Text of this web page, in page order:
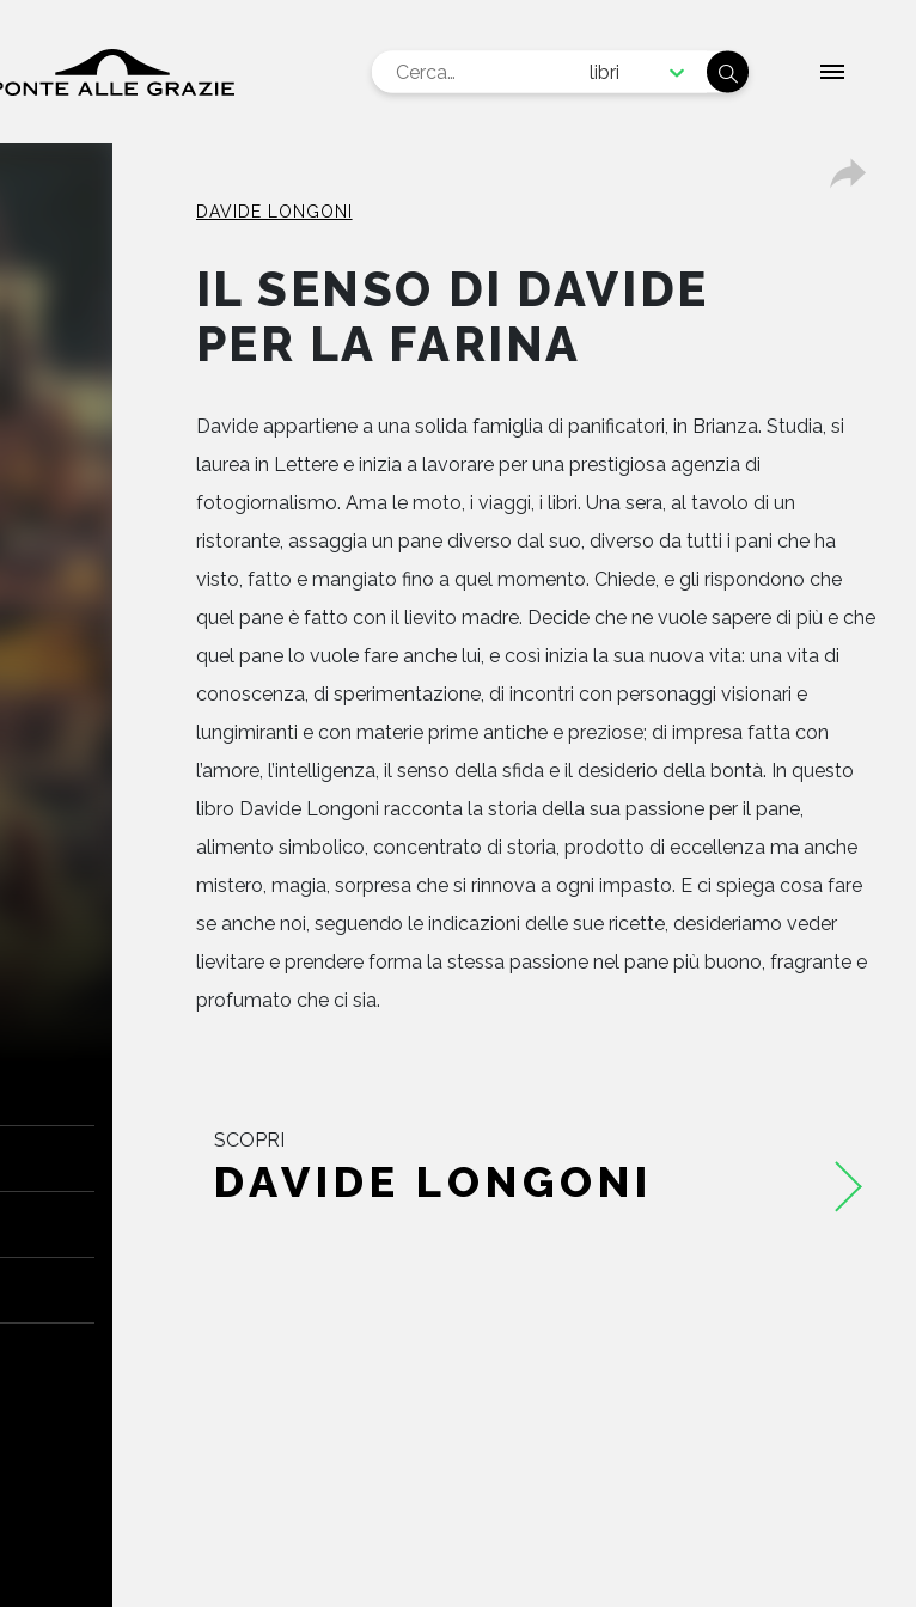
libri
HOME
DAVIDE LONGONI
IL SENSO DI DAVIDE
PER LA FARINA
Davide appartiene a una solida famiglia di panificatori, in Brianza. Studia, si
laurea in Lettere e inizia a lavorare per una prestigiosa agenzia di
fotogiornalismo. Ama le moto, i viaggi, i libri. Una sera, al tavolo di un
ristorante, assaggia un pane diverso dal suo, diverso da tutti i pani che ha
visto, fatto e mangiato fino a quel momento. Chiede, e gli rispondono che
quel pane è fatto con il lievito madre. Decide che ne vuole sapere di più e che
quel pane lo vuole fare anche lui, e così inizia la sua nuova vita: una vita di
conoscenza, di sperimentazione, di incontri con personaggi visionari e
lungimiranti e con materie prime antiche e preziose; di impresa fatta con
l’amore, l’intelligenza, il senso della sfida e il desiderio della bontà. In questo
libro Davide Longoni racconta la storia della sua passione per il pane,
alimento simbolico, concentrato di storia, prodotto di eccellenza ma anche
mistero, magia, sorpresa che si rinnova a ogni impasto. E ci spiega cosa fare
se anche noi, seguendo le indicazioni delle sue ricette, desideriamo veder
lievitare e prendere forma la stessa passione nel pane più buono, fragrante e
profumato che ci sia.
SCOPRI
DAVIDE LONGONI